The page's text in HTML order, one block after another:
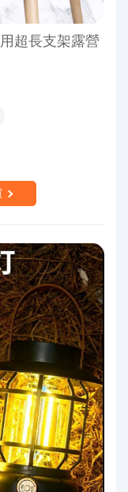
超長支架露營